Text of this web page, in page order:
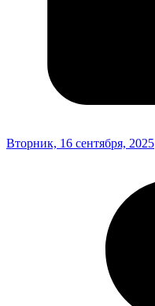
Вторник, 16 сентября, 2025